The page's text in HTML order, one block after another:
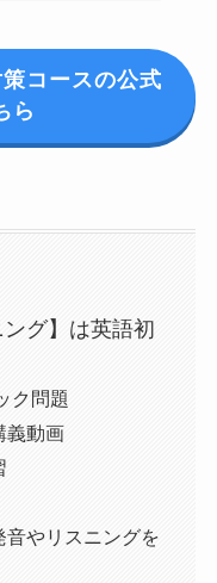
コースの公式
ら
グ】は英語初
ク問題
義動画
やリスニングを